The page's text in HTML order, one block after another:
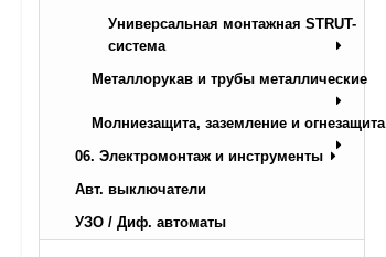
Универсальная монтажная STRUT-
система
Металлорукав и трубы металлические
Молниезащита, заземление и огнезащита
06. Электромонтаж и инструменты
Авт. выключатели
УЗО / Диф. автоматы